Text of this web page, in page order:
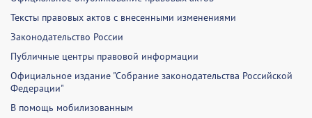
Тексты правовых актов с внесенными изменениями
Законодательство России
Публичные центры правовой информации
Официальное издание "Собрание законодательства Российской
Федерации"
В помощь мобилизованным